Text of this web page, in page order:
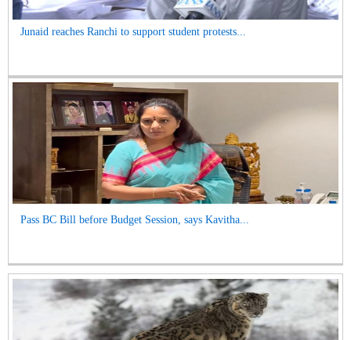
Junaid reaches Ranchi to support student protests...
Pass BC Bill before Budget Session, says Kavitha...